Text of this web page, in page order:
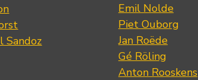
Sandoz
Emil Nolde
Piet Ouborg
Jan Roëde
Gé Röling
Anton Rooskens